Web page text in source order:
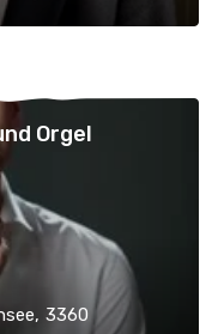
Orgel
3360